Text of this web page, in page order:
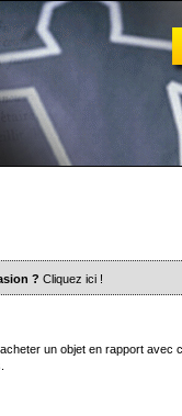
? Cliquez ici !
un objet en rapport